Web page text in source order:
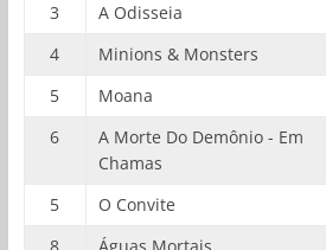
3
A Odisseia
4
Minions & Monsters
5
Moana
6
A Morte Do Demônio - Em
Chamas
5 O Convite